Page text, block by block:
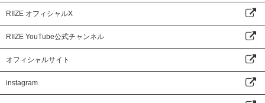
集まりください。
※上記2点をお持ちでない方は、いかなる理由があってもご参加いただけま
せん。あらかじめご了承ください。
※ticket boardが発行する『電子チケット』と『主催者が指定する顔写真付
きの身分証明書』の情報が一致されない場合は、いかなる理由があってもご
参加いただけません。
RIIZE オフィシャルX
RIIZE YouTube公式チャンネル
オフィシャルサイト
instagram